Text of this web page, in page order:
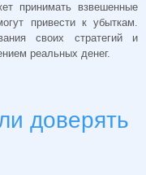
принимать взвешенные
привести к убыткам.
своих стратегий и
реальных денег.
доверять